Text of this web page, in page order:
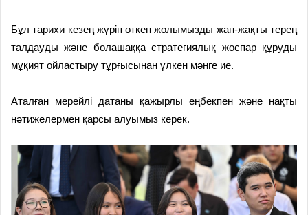
Бұл тарихи кезең жүріп өткен жолымызды жан-жақты терең
талдауды және болашаққа стратегиялық жоспар құруды
мұқият ойластыру тұрғысынан үлкен мәнге ие.
Аталған мерейлі датаны қажырлы еңбекпен және нақты
нәтижелермен қарсы алуымыз керек.